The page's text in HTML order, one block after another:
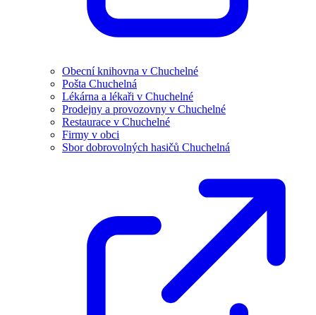
Obecní knihovna v Chuchelné
Pošta Chuchelná
Lékárna a lékaři v Chuchelné
Prodejny a provozovny v Chuchelné
Restaurace v Chuchelné
Firmy v obci
Sbor dobrovolných hasičů Chuchelná